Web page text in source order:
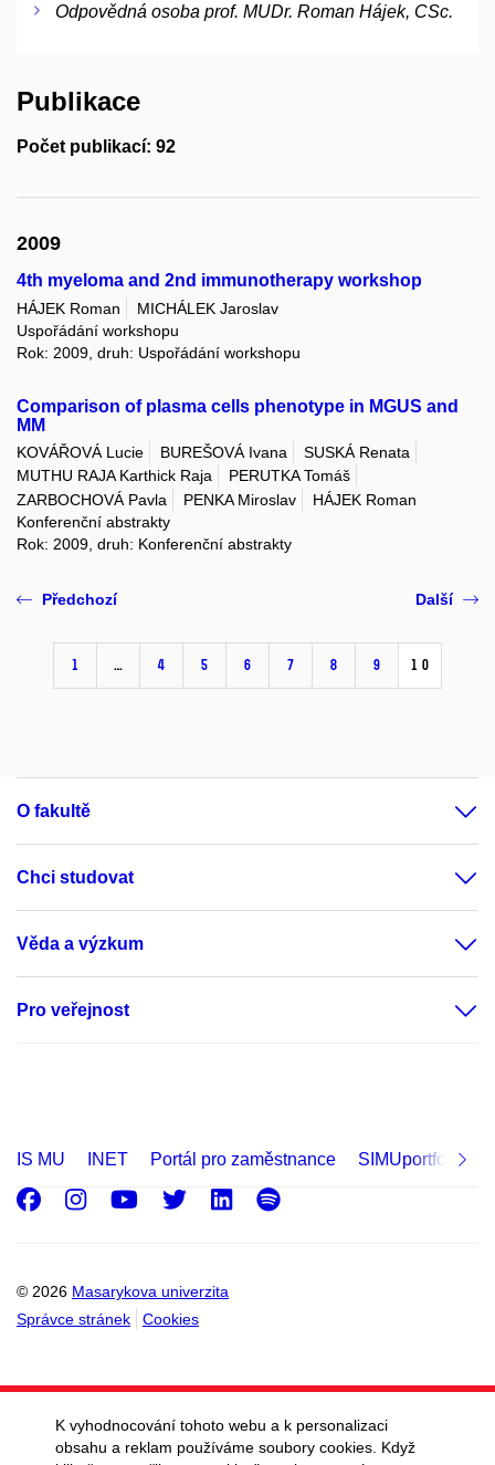
Odpovědná osoba prof. MUDr. Roman Hájek, CSc.
Publikace
Počet publikací: 92
2009
4th myeloma and 2nd immunotherapy workshop
HÁJEK Roman
MICHÁLEK Jaroslav
Uspořádání workshopu
Rok: 2009, druh: Uspořádání workshopu
Comparison of plasma cells phenotype in MGUS and
MM
KOVÁŘOVÁ Lucie BUREŠOVÁ Ivana
SUSKÁ Renata
MUTHU RAJA Karthick Raja
PERUTKA Tomáš
ZARBOCHOVÁ Pavla
PENKA Miroslav
HÁJEK Roman
Konferenční abstrakty
Rok: 2009, druh: Konferenční abstrakty
Předchozí
1 … 4 5 6 7 8 9 10
Další
O fakultě
Chci studovat
Věda a výzkum
Pro veřejnost
IS MU INET Portál pro zaměstnance SIMUportfolio
© 2026 Masarykova univerzita
Správce stránek
Cookies
Facebook
Instagram
Youtube
Twitter
LinkedIn
Spotify
K vyhodnocování tohoto webu a k personalizaci
obsahu a reklam používáme soubory cookies. Když